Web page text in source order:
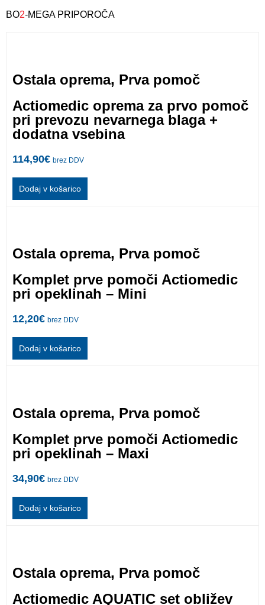
BO2-MEGA PRIPOROČA
Ostala oprema, Prva pomoč
Actiomedic oprema za prvo pomoč
pri prevozu nevarnega blaga +
dodatna vsebina
114,90€ brez DDV
Dodaj v košarico
Ostala oprema, Prva pomoč
Komplet prve pomoči Actiomedic
pri opeklinah – Mini
12,20€ brez DDV
Dodaj v košarico
Ostala oprema, Prva pomoč
Komplet prve pomoči Actiomedic
pri opeklinah – Maxi
34,90€ brez DDV
Dodaj v košarico
Ostala oprema, Prva pomoč
Actiomedic AQUATIC set obližev